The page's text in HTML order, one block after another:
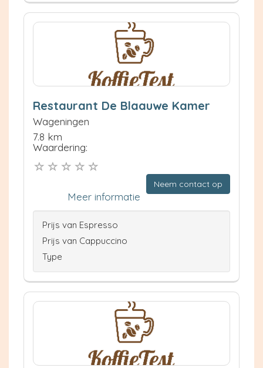
Restaurant De Blaauwe Kamer
Wageningen
7.8 km
Waardering:
Neem contact op
Meer informatie
Prijs van Espresso
Prijs van Cappuccino
Type